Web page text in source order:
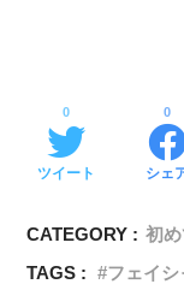
ツイート
0
シェ
0
CATEGORY : 初
TAGS :
フェイ